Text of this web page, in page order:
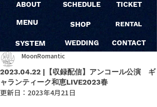
ABOUT
MENU
SYSTEM
SCHEDULE
SHOP
WEDDING
TICKET
RENTAL
CONTACT
2023.04.22 |【収録配信】アンコール公演 ギ
ャランティーク和恵LIVE2023春
MoonRomantic
更新日： 2023年4月21日